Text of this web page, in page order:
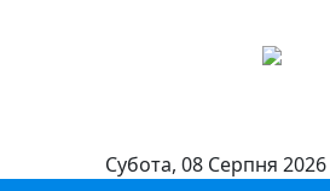
Субота, 08 Серпня